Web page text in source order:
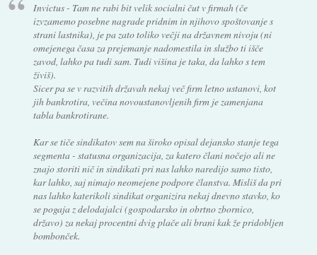
Invictus - Tam ne rabi bit velik socialni čut v firmah (če
izvzamemo posebne nagrade pridnim in njihovo spoštovanje s
strani lastnika), je pa zato toliko večji na državnem nivoju (ni
omejenega časa za prejemanje nadomestila in službo ti išče
zavod, lahko pa tudi sam. Tudi višina je taka, da lahko s tem
živiš).
Sicer pa se v razvitih državah nekaj več firm letno ustanovi, kot
jih bankrotira, večina novoustanovljenih firm je zamenjana
tabla bankrotirane.
Kar se tiče sindikatov sem na široko opisal dejansko stanje tega
segmenta - statusna organizacija, za katero člani nočejo ali ne
znajo storiti nič in sindikati pri nas lahko naredijo samo tisto,
kar lahko, saj nimajo neomejene podpore članstva. Misliš da pri
nas lahko katerikoli sindikat organizira nekaj dnevno stavko, ko
se pogaja z delodajalci (gospodarsko in obrtno zbornico,
državo) za nekaj procentni dvig plače ali brani kak že pridobljen
bombonček.